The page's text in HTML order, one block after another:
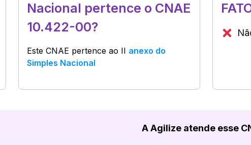
Nacional pertence o CNAE
10.422-00?
Este CNAE pertence ao II anexo do
Simples Nacional
A Agilize atende esse